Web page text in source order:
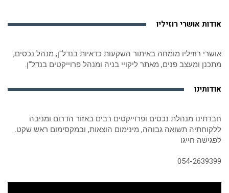
אודות אושרי רוזיליו
אושרי רוזיליו מומחה באיתור השקעות כדאיות בנדל"ן, מנהל נכסים,
מתכנן ומעצב פנים, מאתר ליקויי בניה ומנהל פרוייקטים בנדל"ן.
אודותינו
חברתינו מנהלת נכסים ופרוייקטים רבים באזור הדרום ומניבה
ללקוחתיה תשואה גבוהה, מינימום הוצאות, ובמקסימום ראש שקט.
לפגישה חייגו
054-2639399